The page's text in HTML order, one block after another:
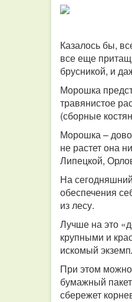
Казалось бы,
все еще
брусникой, и
Морошка
травянистое
(сборные
Морошка –
не растет она
Липецкой,
На
обеспечения
из лесу.
Лучше на это
крупными и
искомый
При этом
бумажный
сбережет